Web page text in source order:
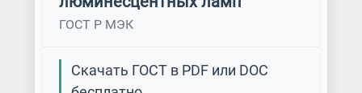
ГОСТ Р МЭК
Скачать ГОСТ в PDF или DOC